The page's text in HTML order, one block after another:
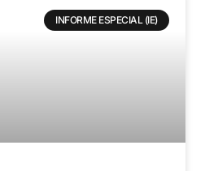
INFORME ESPECIAL (IE)